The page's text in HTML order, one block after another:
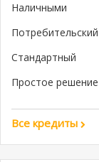
Наличными
Потребительский
Стандартный
Простое решение
Все кредиты